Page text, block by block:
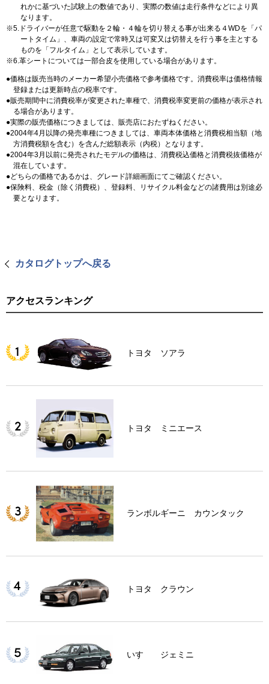
れかに基づいた試験上の数値であり、実際の数値は走行条件などにより異
なります。
5.ドライバーが任意で駆動を２輪・４輪を切り替える事が出来る４WDを「パ
ートタイム」、車両の設定で常時又は可変又は切替えを行う事を主とする
ものを「フルタイム」として表示しています。
6.革シートについては一部合皮を使用している場合があります。
価格は販売当時のメーカー希望小売価格で参考価格です。消費税率は価格情報
登録または更新時点の税率です。
販売期間中に消費税率が変更された車種で、消費税率変更前の価格が表示され
る場合があります。
実際の販売価格につきましては、販売店におたずねください。
2004年4月以降の発売車種につきましては、車両本体価格と消費税相当額（地
方消費税額を含む）を含んだ総額表示（内税）となります。
2004年3月以前に発売されたモデルの価格は、消費税込価格と消費税抜価格が
混在しています。
どちらの価格であるかは、グレード詳細画面にてご確認ください。
保険料、税金（除く消費税）、登録料、リサイクル料金などの諸費用は別途必
要となります。
カタログトップへ戻る
アクセスランキング
トヨタ ソアラ
トヨタ ミニエース
ランボルギーニ カウンタック
トヨタ クラウン
いすゞ ジェミニ